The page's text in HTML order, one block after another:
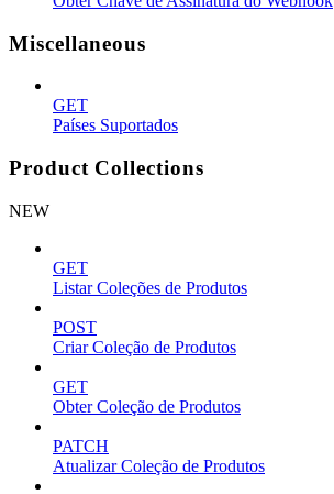
Miscellaneous
GET
Países Suportados
Product Collections
NEW
GET
Listar Coleções de Produtos
POST
Criar Coleção de Produtos
GET
Obter Coleção de Produtos
PATCH
Atualizar Coleção de Produtos